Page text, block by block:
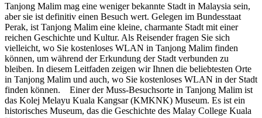
Tanjong Malim mag eine weniger bekannte Stadt in Malaysia sein,
aber sie ist definitiv einen Besuch wert. Gelegen im Bundesstaat
Perak, ist Tanjong Malim eine kleine, charmante Stadt mit einer
reichen Geschichte und Kultur. Als Reisender fragen Sie sich
vielleicht, wo Sie kostenloses WLAN in Tanjong Malim finden
können, um während der Erkundung der Stadt verbunden zu
bleiben. In diesem Leitfaden zeigen wir Ihnen die beliebtesten Orte
in Tanjong Malim und auch, wo Sie kostenloses WLAN in der Stadt
finden können. Einer der Muss-Besuchsorte in Tanjong Malim ist
das Kolej Melayu Kuala Kangsar (KMKNK) Museum. Es ist ein
historisches Museum, das die Geschichte des Malay College Kuala